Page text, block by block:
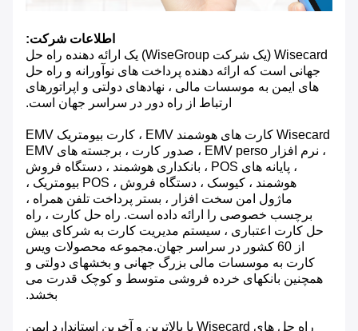
اطلاعات شرکت:
Wisecard (یک شرکت WiseGroup) یک ارائه دهنده راه حل
جهانی است که ارائه دهنده پرداخت های نوآورانه و راه حل
های ایمن به موسسات مالی ، نهادهای دولتی و اپراتورهای
ارتباط از راه دور در سراسر جهان است.
Wisecard کارت های هوشمند EMV ، کارت بیومتریک EMV
، نرم افزار EMV perso ، صدور کارت ، برجسته های EMV
، پایانه های POS ، بانکداری هوشمند ، دستگاه فروش
هوشمند ، کیوسک ، دستگاه فروش ، POS بیومتریک ،
ماژول امن سخت افزار ، بستر پرداخت تلفن همراه ،
برچسب خصوصی را ارائه داده است. راه حل کارت ، راه
حل کارت اعتباری ، سیستم مدیریت کارت به شرکای بیش
از 60 کشور در سراسر جهان.مجموعه محصولات ویس
کارت به موسسات مالی بزرگ جهانی و بخشهای دولتی و
همچنین بانکهای خرده فروشی متوسط ​​و کوچک قدرت می
بخشد.
راه حل های Wisecard با بالاترین و آخرین استاندارد ایمن